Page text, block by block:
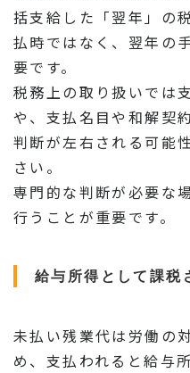
括支給した「翌年」の
払時ではなく、翌年の
要です。
税務上の取り扱いでは
や、支払名目や和解契
判断が左右される可能
さい。
専門的な判断が必要な
行うことが重要です。
給与所得として課税
未払い残業代は労働の
め、支払われると給与